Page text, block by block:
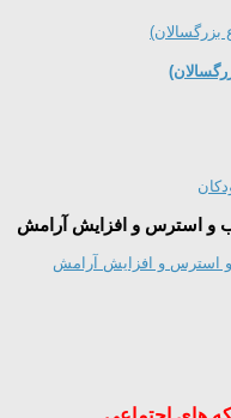
و استرس و افزایش آرامش